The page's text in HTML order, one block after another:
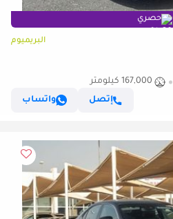
حصري
البريميوم
167,000 كيلومتر
إتصل
واتساب